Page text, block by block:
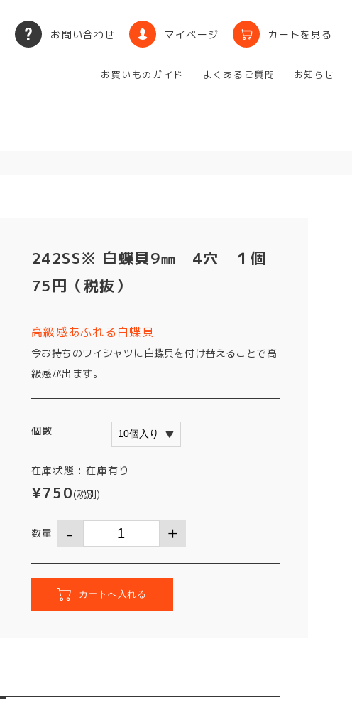
お問い合わせ マイページ カートを見る
お買いものガイド よくあるご質問 お知らせ
242SS※ 白蝶貝9㎜ 4穴 １個
75円（税抜）
高級感あふれる白蝶貝
今お持ちのワイシャツに白蝶貝を付け替えることで高
級感が出ます。
個数
在庫状態 :在庫有り
¥750(税別)
数量